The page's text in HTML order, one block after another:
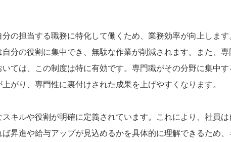
の担当する職務に特化して働くため、業務効率が向上します
分の役割に集中でき、無駄な作業が削減されます。また、専
ては、この制度は特に有効です。専門職がその分野に集中す
がり、専門性に裏付けされた成果を上げやすくなります。
キルや役割が明確に定義されています。これにより、社員は
昇進や給与アップが見込めるかを具体的に理解できるため、